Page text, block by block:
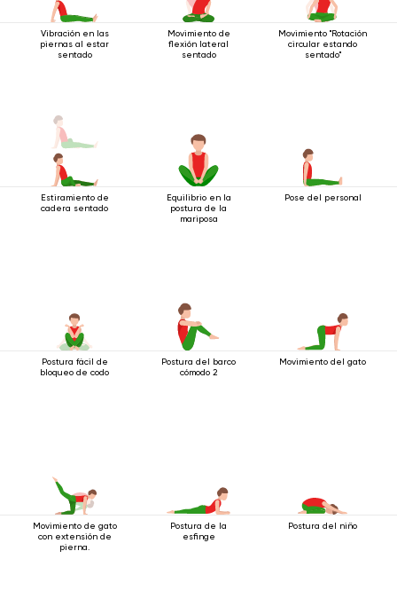
Vibración en las
piernas al estar
sentado
Movimiento de
flexión lateral
sentado
Movimiento "Rotación
circular estando
sentado"
Estiramiento de
cadera sentado
Equilibrio en la
postura de la
mariposa
Pose del personal
Postura fácil de
bloqueo de codo
Postura del barco
cómodo 2
Movimiento del gato
Movimiento de gato
con extensión de
pierna.
Postura de la
esfinge
Postura del niño